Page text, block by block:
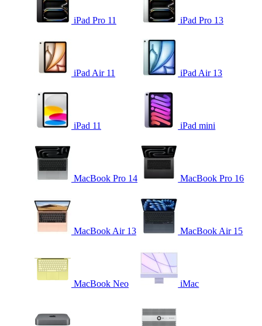
iPad Pro 11 iPad Pro 13
iPad Air 11 iPad Air 13
iPad 11 iPad mini
MacBook Pro 14 MacBook Pro 16
MacBook Air 13 MacBook Air 15
MacBook Neo iMac